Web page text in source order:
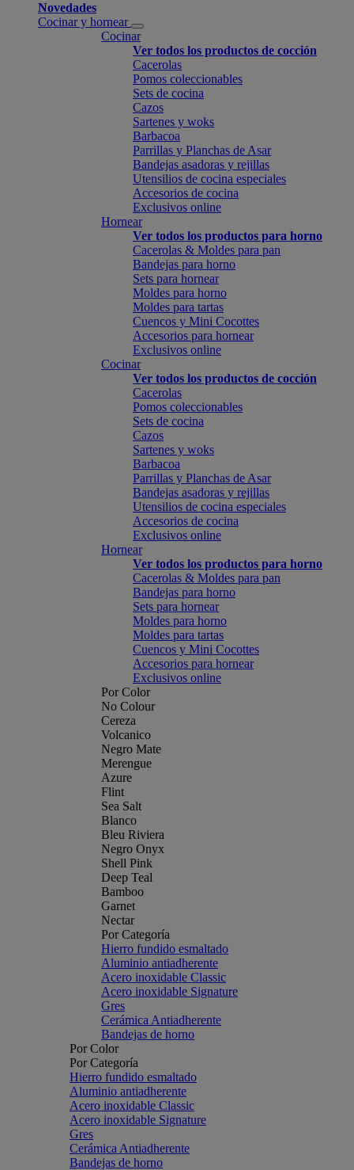
Novedades
Cocinar y hornear
Cocinar
Ver todos los productos de cocción
Cacerolas
Pomos coleccionables
Sets de cocina
Cazos
Sartenes y woks
Barbacoa
Parrillas y Planchas de Asar
Bandejas asadoras y rejillas
Utensilios de cocina especiales
Accesorios de cocina
Exclusivos online
Hornear
Ver todos los productos para horno
Cacerolas & Moldes para pan
Bandejas para horno
Sets para hornear
Moldes para horno
Moldes para tartas
Cuencos y Mini Cocottes
Accesorios para hornear
Exclusivos online
Cocinar
Ver todos los productos de cocción
Cacerolas
Pomos coleccionables
Sets de cocina
Cazos
Sartenes y woks
Barbacoa
Parrillas y Planchas de Asar
Bandejas asadoras y rejillas
Utensilios de cocina especiales
Accesorios de cocina
Exclusivos online
Hornear
Ver todos los productos para horno
Cacerolas & Moldes para pan
Bandejas para horno
Sets para hornear
Moldes para horno
Moldes para tartas
Cuencos y Mini Cocottes
Accesorios para hornear
Exclusivos online
Por Color
No Colour
Cereza
Volcanico
Negro Mate
Merengue
Azure
Flint
Sea Salt
Blanco
Bleu Riviera
Negro Onyx
Shell Pink
Deep Teal
Bamboo
Garnet
Nectar
Por Categoría
Hierro fundido esmaltado
Aluminio antiadherente
Acero inoxidable Classic
Acero inoxidable Signature
Gres
Cerámica Antiadherente
Bandejas de horno
Por Color
Por Categoría
Hierro fundido esmaltado
Aluminio antiadherente
Acero inoxidable Classic
Acero inoxidable Signature
Gres
Cerámica Antiadherente
Bandejas de horno